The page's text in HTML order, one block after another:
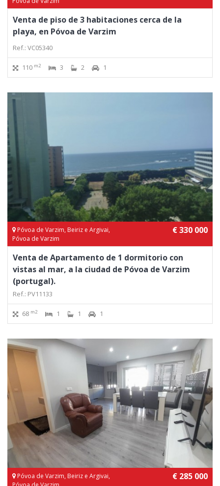
Venta de piso de 3 habitaciones cerca de la
playa, en Póvoa de Varzim
Ref.: VC05340
110 m2 3 2 1
Póvoa de Varzim, Beiriz e Argivai,
Póvoa de Varzim
€ 330 000
Venta de Apartamento de 1 dormitorio con
vistas al mar, a la ciudad de Póvoa de Varzim
(portugal).
Ref.: PV11133
68 m2 1 1 1
Póvoa de Varzim, Beiriz e Argivai,
€ 285 000